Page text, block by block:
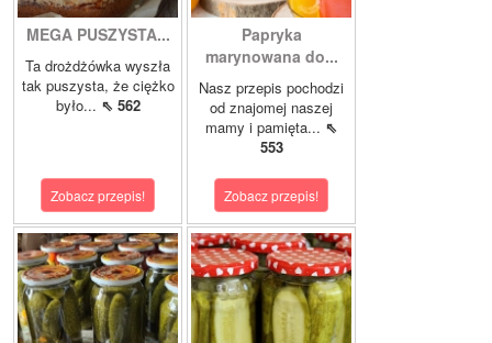
MEGA PUSZYSTA...
Ta drożdżówka wyszła
tak puszysta, że ciężko
było... ⇖ 562
Zobacz przepis!
Papryka
marynowana do...
Nasz przepis pochodzi
od znajomej naszej
mamy i pamięta... ⇖
553
Zobacz przepis!